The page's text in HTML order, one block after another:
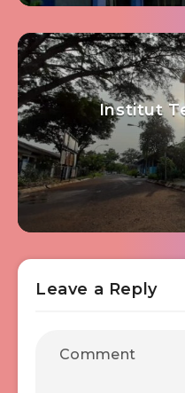
Institut
Leave a Reply